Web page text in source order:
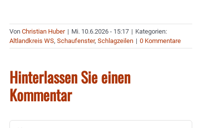
Von Christian Huber | Mi. 10.6.2026 - 15:17 | Kategorien:
Altlandkreis WS, Schaufenster, Schlagzeilen | 0 Kommentare
Hinterlassen Sie einen
Kommentar